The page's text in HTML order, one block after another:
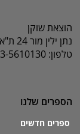
הוצאת שוקן
נתן ילין מור 24 ת"א 6109301 ת.ד: 9408
טלפון: 03-5610130 | פקס: 03-5622668
הספרים שלנו
ספרים חדשים